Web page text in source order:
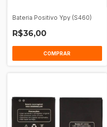
Bateria Positivo Ypy (S460)
R$36,00
COMPRAR